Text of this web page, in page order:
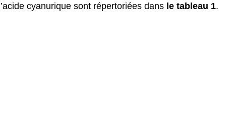
cyanurique sont répertoriées dans le tableau 1.